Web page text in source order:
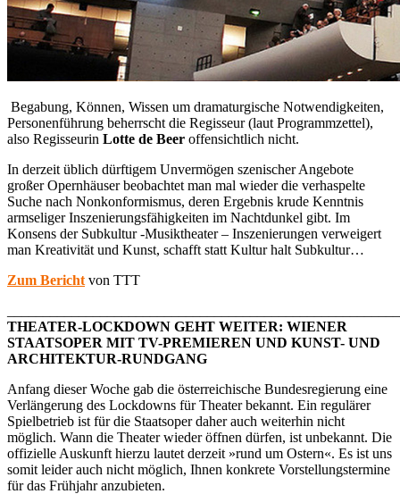
Begabung, Können, Wissen um dramaturgische Notwendigkeiten,
Personenführung beherrscht die Regisseur (laut Programmzettel),
also Regisseurin Lotte de Beer offensichtlich nicht.
In derzeit üblich dürftigem Unvermögen szenischer Angebote
großer Opernhäuser beobachtet man mal wieder die verhaspelte
Suche nach Nonkonformismus, deren Ergebnis krude Kenntnis
armseliger Inszenierungsfähigkeiten im Nachtdunkel gibt. Im
Konsens der Subkultur -Musiktheater – Inszenierungen verweigert
man Kreativität und Kunst, schafft statt Kultur halt Subkultur…
Zum Bericht von TTT
THEATER-LOCKDOWN GEHT WEITER: WIENER
STAATSOPER MIT TV-PREMIEREN UND KUNST- UND
ARCHITEKTUR-RUNDGANG
Anfang dieser Woche gab die österreichische Bundesregierung eine
Verlängerung des Lockdowns für Theater bekannt. Ein regulärer
Spielbetrieb ist für die Staatsoper daher auch weiterhin nicht
möglich. Wann die Theater wieder öffnen dürfen, ist unbekannt. Die
offizielle Auskunft hierzu lautet derzeit »rund um Ostern«. Es ist uns
somit leider auch nicht möglich, Ihnen konkrete Vorstellungstermine
für das Frühjahr anzubieten.